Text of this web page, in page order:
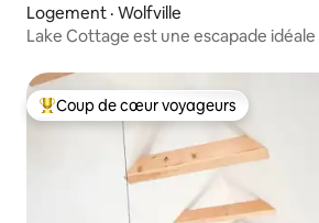
Logement · Wolfville
Lake Cottage est une escapade idéale
Coup de cœur voyageurs parmi les plus
Coup de cœur voyageurs